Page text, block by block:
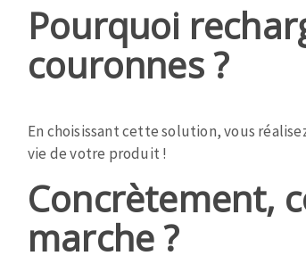
Disques auto-agrippant
Patins
Disques fibre et papier
Plateaux supports
Type
de
paragraphe
Pourquoi
couronnes ?
En choisissant cette solution, vous
vie de votre produit !
Concrètement,
marche ?